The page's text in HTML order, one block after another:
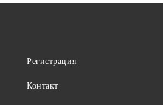
Регистрация
Контакт